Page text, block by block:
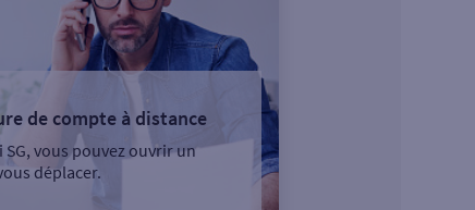
de compte à distance
SG, vous pouvez ouvrir un
déplacer.